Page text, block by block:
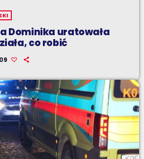
Dominika uratowała
co robić